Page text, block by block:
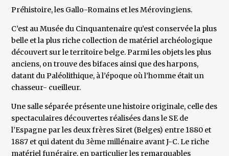
Préhistoire, les Gallo-Romains et les Mérovingiens.
C’est au Musée du Cinquantenaire qu’est conservée la plus
belle et la plus riche collection de matériel archéologique
découvert sur le territoire belge. Parmi les objets les plus
anciens, on trouve des bifaces ainsi que des harpons,
datant du Paléolithique, à l’époque où l’homme était un
chasseur- cueilleur.
Une salle séparée présente une histoire originale, celle des
spectaculaires découvertes réalisées dans le SE de
l’Espagne par les deux frères Siret (Belges) entre 1880 et
1887 et qui datent du 3ème millénaire avant J-C. Le riche
matériel funéraire, en particulier les remarquables